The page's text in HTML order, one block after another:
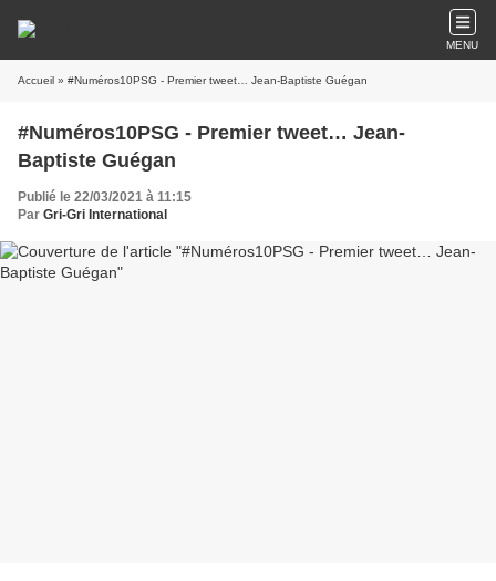
MENU
Accueil » #Numéros10PSG - Premier tweet… Jean-Baptiste Guégan
#Numéros10PSG - Premier tweet… Jean-
Baptiste Guégan
Publié le 22/03/2021 à 11:15
Par Gri-Gri International